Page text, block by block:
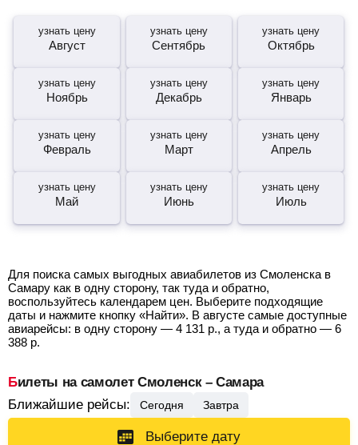
узнать цену
Август
узнать цену
Сентябрь
узнать цену
Октябрь
узнать цену
Ноябрь
узнать цену
Декабрь
узнать цену
Январь
узнать цену
Февраль
узнать цену
Март
узнать цену
Апрель
узнать цену
Май
узнать цену
Июнь
узнать цену
Июль
Для поиска самых выгодных авиабилетов из Смоленска в
Самару как в одну сторону, так туда и обратно,
воспользуйтесь календарем цен. Выберите подходящие
даты и нажмите кнопку «Найти». В августе самые доступные
авиарейсы: в одну сторону — 4 131 р., а туда и обратно — 6
388 р.
Билеты на самолет Смоленск – Самара
Ближайшие рейсы:
Сегодня Завтра
Выберите дату